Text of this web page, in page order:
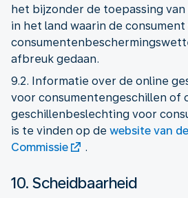
het bijzonder de toepassing
in het land waarin de
afbreuk gedaan.
9.2. Informatie over de online
voor consumentengeschillen of
geschillenbeslechting voor
is te vinden op de website van
Commissie
.
10. Scheidbaarheid